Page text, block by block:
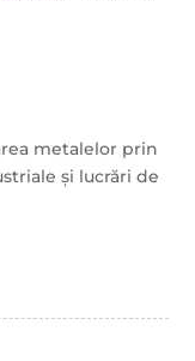
metalelor prin
și lucrări de